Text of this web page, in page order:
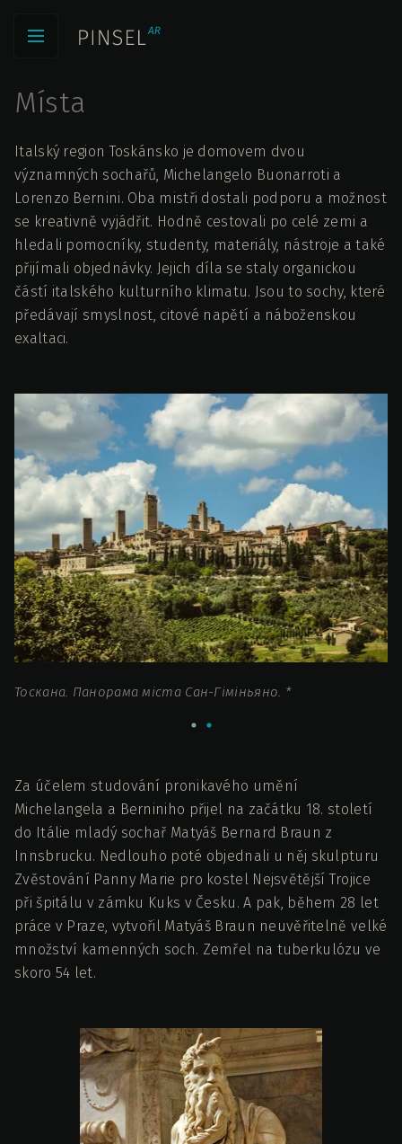
Místa
Italský region Toskánsko je domovem dvou
významných sochařů, Michelangelo Buonarroti a
Lorenzo Bernini. Oba mistři dostali podporu a možnost
se kreativně vyjádřit. Hodně cestovali po celé zemi a
hledali pomocníky, studenty, materiály, nástroje a také
přijímali objednávky. Jejich díla se staly organickou
částí italského kulturního klimatu. Jsou to sochy, které
předávají smyslnost, citové napětí a náboženskou
exaltaci.
Тоскана. Панорама міста Сан-Гіміньяно. *
Za účelem studování pronikavého umění
Michelangela a Berniniho přijel na začátku 18. století
do Itálie mladý sochař Matyáš Bernard Braun z
Innsbrucku. Nedlouho poté objednali u něj skulpturu
Zvěstování Panny Marie pro kostel Nejsvětější Trojice
při špitálu v zámku Kuks v Česku. A pak, během 28 let
práce v Praze, vytvořil Matyáš Braun neuvěřitelně velké
množství kamenných soch. Zemřel na tuberkulózu ve
skoro 54 let.